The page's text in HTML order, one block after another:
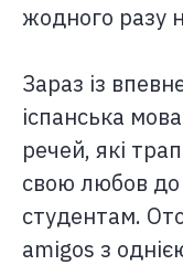
жодного разу
Зараз із
іспанська
речей, які
свою любов до
студентам.
amigos з